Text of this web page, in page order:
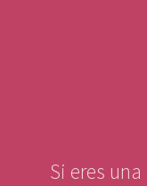
Si eres